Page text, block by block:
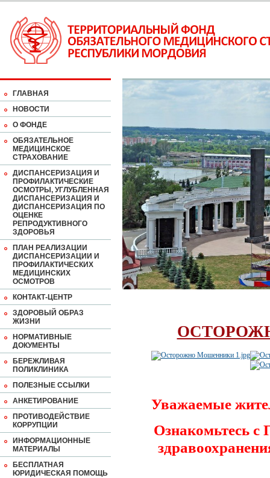
ГЛАВНАЯ
НОВОСТИ
О ФОНДЕ
ОБЯЗАТЕЛЬНОЕ
МЕДИЦИНСКОЕ
СТРАХОВАНИЕ
ДИСПАНСЕРИЗАЦИЯ И
ПРОФИЛАКТИЧЕСКИЕ
ОСМОТРЫ, УГЛУБЛЕННАЯ
ДИСПАНСЕРИЗАЦИЯ И
ДИСПАНСЕРИЗАЦИЯ ПО
ОЦЕНКЕ
РЕПРОДУКТИВНОГО
ЗДОРОВЬЯ
ПЛАН РЕАЛИЗАЦИИ
ДИСПАНСЕРИЗАЦИИ И
ПРОФИЛАКТИЧЕСКИХ
МЕДИЦИНСКИХ
ОСМОТРОВ
КОНТАКТ-ЦЕНТР
ЗДОРОВЫЙ ОБРАЗ
ЖИЗНИ
НОРМАТИВНЫЕ
ДОКУМЕНТЫ
БЕРЕЖЛИВАЯ
ПОЛИКЛИНИКА
ПОЛЕЗНЫЕ ССЫЛКИ
АНКЕТИРОВАНИЕ
ПРОТИВОДЕЙСТВИЕ
КОРРУПЦИИ
ИНФОРМАЦИОННЫЕ
МАТЕРИАЛЫ
БЕСПЛАТНАЯ
ЮРИДИЧЕСКАЯ ПОМОЩЬ
Уважаемые
Ознакомьтесь